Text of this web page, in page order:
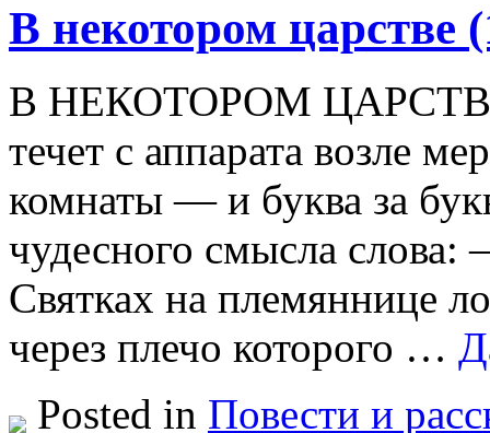
В некотором царстве
В НЕКОТОРОМ ЦАРСТВЕ
течет с аппарата возле
комнаты — и буква за
чудесного смысла
Святках на племяннице
через плечо которого …
Posted in Повести и